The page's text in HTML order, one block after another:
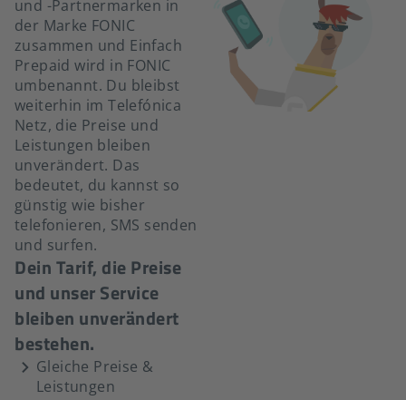
und -Partnermarken in
der Marke FONIC
zusammen und Einfach
Prepaid wird in FONIC
umbenannt. Du bleibst
weiterhin im Telefónica
Netz, die Preise und
Leistungen bleiben
unverändert. Das
bedeutet, du kannst so
günstig wie bisher
telefonieren, SMS senden
und surfen.
Dein Tarif, die Preise
und unser Service
bleiben unverändert
bestehen.
Gleiche Preise &
Leistungen